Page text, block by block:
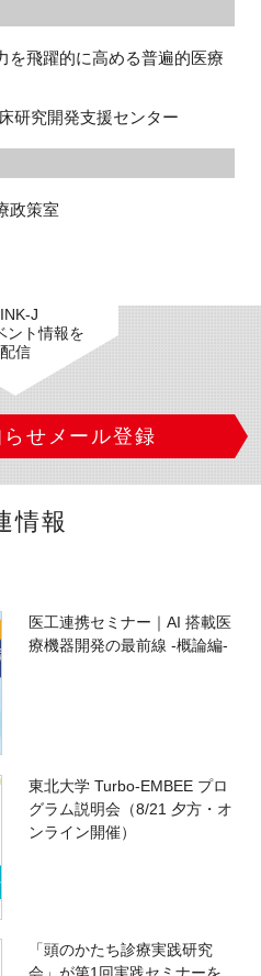
飛躍的に高める普遍的医療
研究開発支援センター
政策室
J
ント情報を
配信
せメール登録
情報
医工連携セミナー｜AI 搭載医
療機器開発の最前線 -概論編-
東北大学 Turbo-EMBEE プロ
グラム説明会（8/21 夕方・オ
ンライン開催）
「頭のかたち診療実践研究